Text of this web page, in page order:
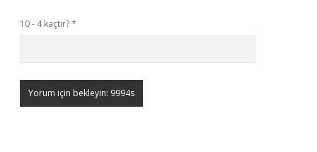
10 - 4 kaçtır?*